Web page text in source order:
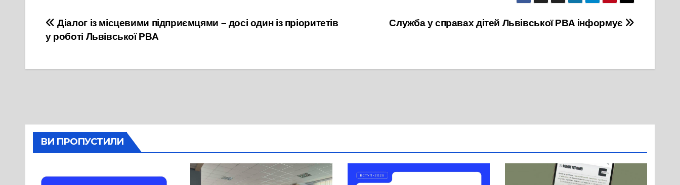
Навігація
записів
Служба у справах дітей Львівської РВА інформує
Діалог із місцевими підприємцями – досі один із пріоритетів
у роботі Львівської РВА
ВИ ПРОПУСТИЛИ